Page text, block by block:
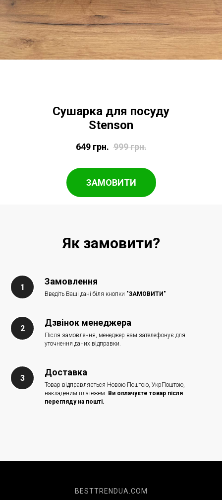
Сушарка для посуду
Stenson
649 грн. 999грн.
ЗАМОВИТИ
Як замовити?
Замовлення
Введіть Ваші дані біля кнопки "ЗАМОВИТИ"
Дзвінок менеджера
Після замовлення, менеджер вам зателефонує для
уточнення даних відправки.
Доставка
Товар відправляється Новою Поштою, УкрПоштою,
накладеним платежем. Ви оплачуєте товар після
перегляду на пошті.
BESTTRENDUA.COM